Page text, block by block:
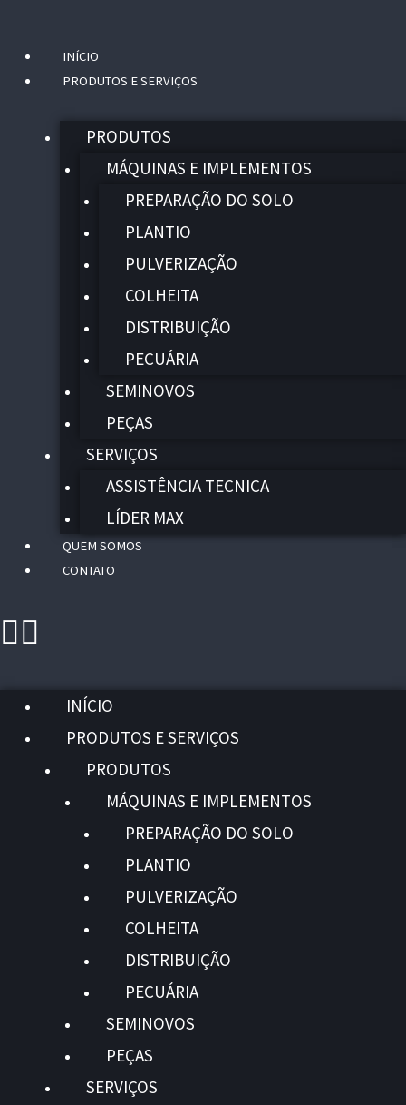
INÍCIO
PRODUTOS E SERVIÇOS
PRODUTOS
MÁQUINAS E IMPLEMENTOS
PREPARAÇÃO DO SOLO
PLANTIO
PULVERIZAÇÃO
COLHEITA
DISTRIBUIÇÃO
PECUÁRIA
SEMINOVOS
PEÇAS
SERVIÇOS
ASSISTÊNCIA TECNICA
LÍDER MAX
QUEM SOMOS
CONTATO
Menu
INÍCIO
PRODUTOS E SERVIÇOS
PRODUTOS
MÁQUINAS E IMPLEMENTOS
PREPARAÇÃO DO SOLO
PLANTIO
PULVERIZAÇÃO
COLHEITA
DISTRIBUIÇÃO
PECUÁRIA
SEMINOVOS
PEÇAS
SERVIÇOS